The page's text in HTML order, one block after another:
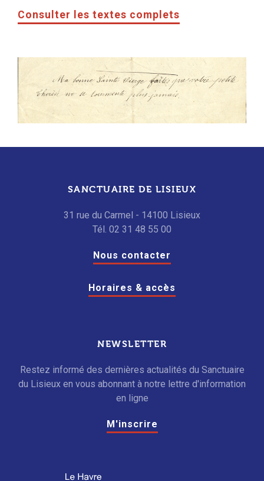
Consulter les textes complets
SANCTUAIRE DE LISIEUX
31 rue du Carmel - 14100 Lisieux
Tél. 02 31 48 55 00
Nous contacter
Horaires & accès
NEWSLETTER
Restez informé des dernières actualités du Sanctuaire
du Lisieux en vous abonnant à notre lettre d'information
en ligne
M'inscrire